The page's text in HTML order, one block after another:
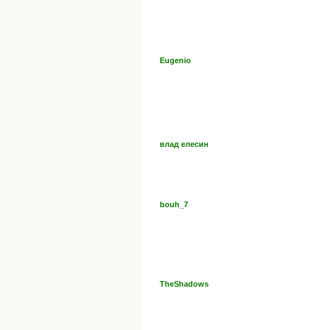
Eugenio
влад елесин
bouh_7
TheShadows